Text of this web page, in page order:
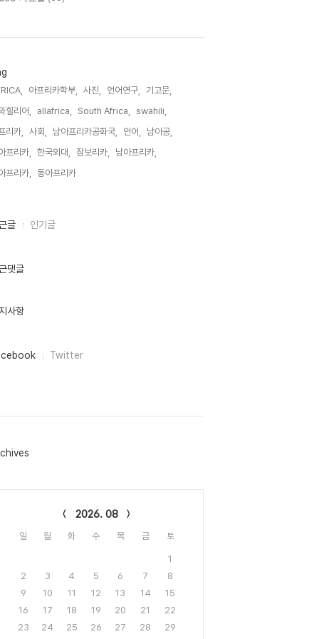
아프리카학부, 사진, 언어연구,
기고문,
힐리어,
allafrica, South Africa,
swahili,
리카,
사회, 남아프리카공화국, 언어,
남아공,
프리카,
한국외대, 잠보리카,
남아프리카,
프리카,
동아프리카,
글 인기글
댓글
사항
Twitter
2026. 08
일 월 화 수 목 금 토
1
2
3 4 5 6 7
8
9
10 11 12 13 14
15
16
17 18 19 20 21
22
23
24 25 26 27 28 29